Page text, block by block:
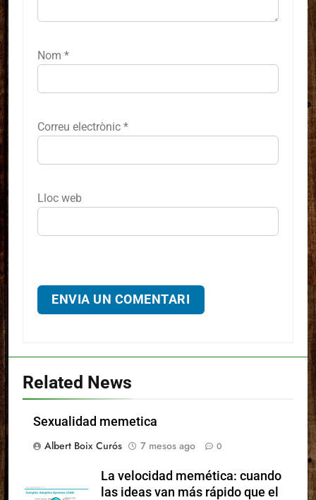
Nom *
Correu electrònic *
Lloc web
Related News
Sexualidad memetica
Albert Boix Curós
7 mesos ago 0
La velocidad memética: cuando
las ideas van más rápido que el